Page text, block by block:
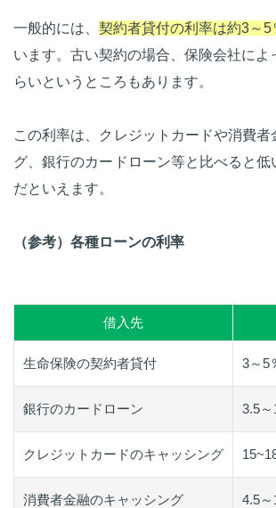
一般的には、 契約者貸付の利率は約3～5
います。古い契約の場合、保険会社によ
らいというところもあります。
この利率は、クレジットカードや消費者
グ、銀行のカードローン等と比べると低
だといえます。
（参考）各種ローンの利率
借入先
生命保険の契約者貸付 3～5
銀行のカードローン 3.5～
クレジットカードのキャッシング
消費者金融のキャッシング 4.5～